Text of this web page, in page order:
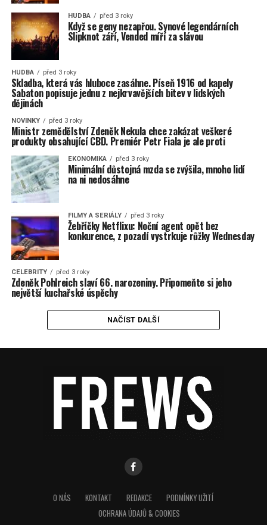
HUDBA před 3 roky
Když se geny nezapřou. Synové legendárních
Slipknot září, Vended míří za slávou
HUDBA před 3 roky
Skladba, která vás hluboce zasáhne. Píseň 1916 od kapely
Sabaton popisuje jednu z nejkrvavějších bitev v lidských
dějinách
NOVINKY před 3 roky
Ministr zemědělství Zdeněk Nekula chce zakázat veškeré
produkty obsahující CBD. Premiér Petr Fiala je ale proti
EKONOMIKA před 3 roky
Minimální důstojná mzda se zvýšila, mnoho lidí
na ni nedosáhne
FILMY A SERIÁLY před 3 roky
Žebříčky Netflixu: Noční agent opět bez
konkurence, z pozadí vystrkuje růžky Wednesday
CELEBRITY před 3 roky
Zdeněk Pohlreich slaví 66. narozeniny. Připomeňte si jeho
největší kuchařské úspěchy
NAČÍST DALŠÍ
O NÁS KONTAKT REDAKCE
PODMÍNKY UŽITÍ
OCHRANA ÚDAJŮ & COOKIES